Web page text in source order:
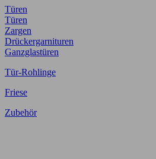
Türen
Türen
Zargen
Drückergarnituren
Ganzglastüren
Tür-Rohlinge
Friese
Zubehör